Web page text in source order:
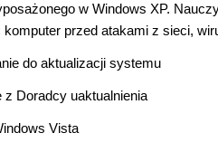
w Windows XP.
przed atakami z sieci,
do aktualizacji systemu
z Doradcy uaktualnienia
Vista